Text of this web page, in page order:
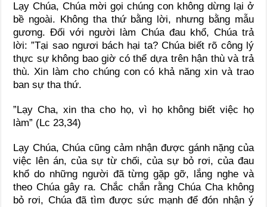
Lạy Chúa, Chúa mời gọi chúng con không dừng lại ở
bề ngoài. Không tha thứ bằng lời, nhưng bằng mẫu
gương. Đối với người làm Chúa đau khổ, Chúa trả
lời: ”Tại sao ngươi bách hại ta? Chúa biết rõ công lý
thực sự không bao giờ có thể dựa trên hận thù và trả
thù. Xin làm cho chúng con có khả năng xin và trao
ban sự tha thứ.
”Lạy Cha, xin tha cho họ, vì họ không biết việc họ
làm” (Lc 23,34)
Lạy Chúa, Chúa cũng cảm nhận được gánh nặng của
việc lên án, của sự từ chối, của sự bỏ rơi, của đau
khổ do những người đã từng gặp gỡ, lắng nghe và
theo Chúa gây ra. Chắc chắn rằng Chúa Cha không
bỏ rơi, Chúa đã tìm được sức mạnh để đón nhận ý